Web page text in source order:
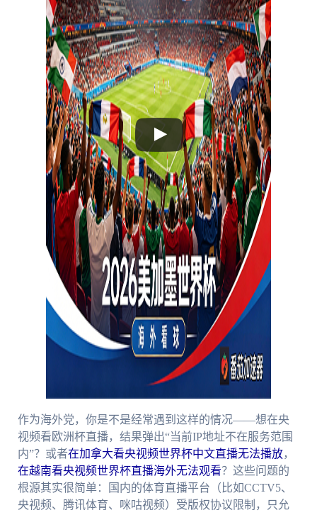
作为海外党，你是不是经常遇到这样的情况——想在央
视频看欧洲杯直播，结果弹出“当前IP地址不在服务范围
内”？或者在加拿大看央视频世界杯中文直播无法播放，
在越南看央视频世界杯直播海外无法观看？这些问题的
根源其实很简单：国内的体育直播平台（比如CCTV5、
央视频、腾讯体育、咪咕视频）受版权协议限制，只允